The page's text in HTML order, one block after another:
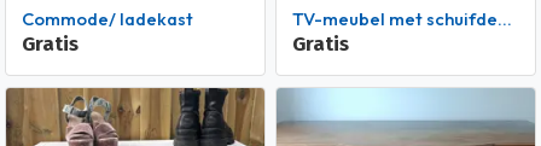
Commode/ ladekast
Gratis
TV-meubel met schuifdeur en wieltjes
Gratis